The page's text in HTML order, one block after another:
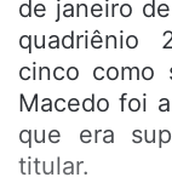
de janeiro
quadriênio
cinco como
Macedo foi
que era
titular.